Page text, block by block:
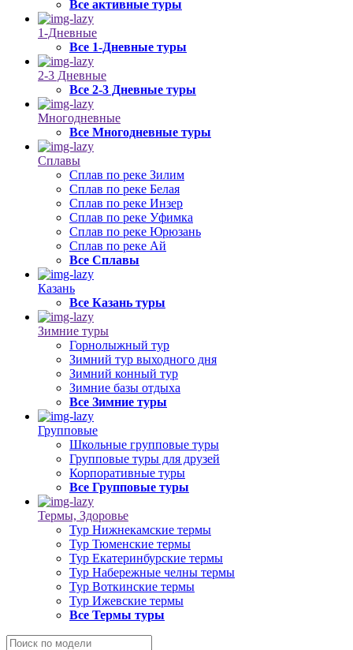
Все активные туры
1-Дневные
Все 1-Дневные туры
2-3 Дневные
Все 2-3 Дневные туры
Многодневные
Все Многодневные туры
Сплавы
Сплав по реке Зилим
Сплав по реке Белая
Сплав по реке Инзер
Сплав по реке Уфимка
Сплав по реке Юрюзань
Сплав по реке Ай
Все Сплавы
Казань
Все Казань туры
Зимние туры
Горнолыжный тур
Зимний тур выходного дня
Зимний конный тур
Зимние базы отдыха
Все Зимние туры
Групповые
Школьные групповые туры
Групповые туры для друзей
Корпоративные туры
Все Групповые туры
Термы, Здоровье
Тур Нижнекамские термы
Тур Тюменские термы
Тур Екатеринбурские термы
Тур Набережные челны термы
Тур Воткинские термы
Тур Ижевские термы
Все Термы туры